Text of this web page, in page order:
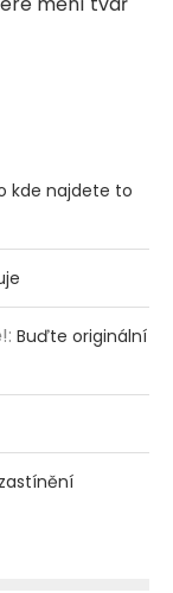
kde najdete to
: Buďte originální